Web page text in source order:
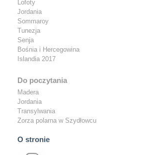
Lofoty
Jordania
Sommaroy
Tunezja
Senja
Bośnia i Hercegowina
Islandia 2017
Do poczytania
Madera
Jordania
Transylwania
Zorza polarna w Szydłowcu
O stronie